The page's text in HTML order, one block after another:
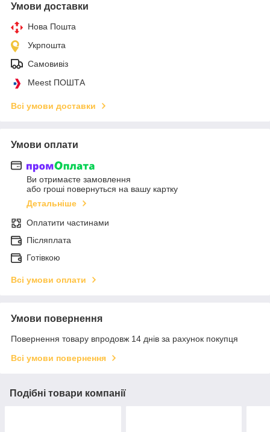
Умови доставки
Нова Пошта
Укрпошта
Самовивіз
Meest ПОШТА
Всі умови доставки
Умови оплати
Ви отримаєте замовлення
або гроші повернуться на вашу картку
Детальніше
Оплатити частинами
Післяплата
Готівкою
Всі умови оплати
Умови повернення
Повернення товару впродовж 14 днів за рахунок покупця
Всі умови повернення
Подібні товари компанії